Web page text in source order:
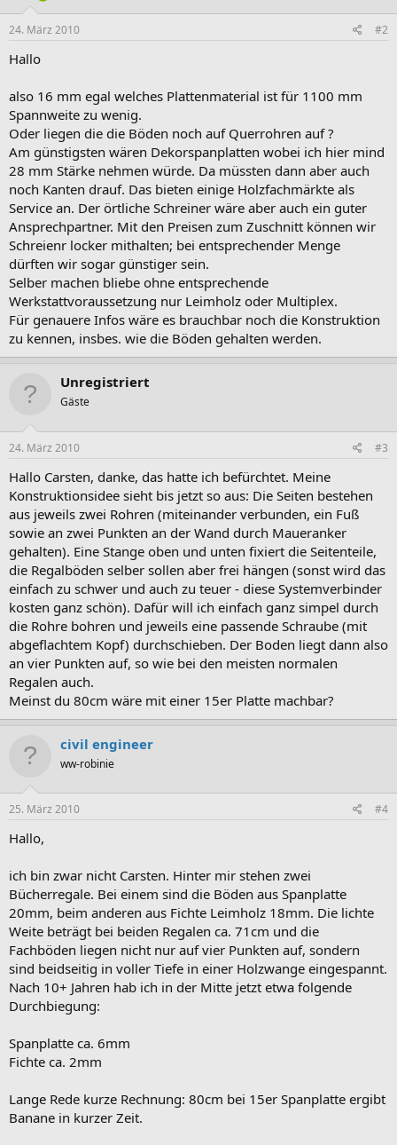
24. März 2010 #2
Hallo
also 16 mm egal welches Plattenmaterial ist für 1100 mm
Spannweite zu wenig.
Oder liegen die die Böden noch auf Querrohren auf ?
Am günstigsten wären Dekorspanplatten wobei ich hier mind
28 mm Stärke nehmen würde. Da müssten dann aber auch
noch Kanten drauf. Das bieten einige Holzfachmärkte als
Service an. Der örtliche Schreiner wäre aber auch ein guter
Ansprechpartner. Mit den Preisen zum Zuschnitt können wir
Schreienr locker mithalten; bei entsprechender Menge
dürften wir sogar günstiger sein.
Selber machen bliebe ohne entsprechende
Werkstattvoraussetzung nur Leimholz oder Multiplex.
Für genauere Infos wäre es brauchbar noch die Konstruktion
zu kennen, insbes. wie die Böden gehalten werden.
Unregistriert
Gäste
24. März 2010 #3
Hallo Carsten, danke, das hatte ich befürchtet. Meine
Konstruktionsidee sieht bis jetzt so aus: Die Seiten bestehen
aus jeweils zwei Rohren (miteinander verbunden, ein Fuß
sowie an zwei Punkten an der Wand durch Maueranker
gehalten). Eine Stange oben und unten fixiert die Seitenteile,
die Regalböden selber sollen aber frei hängen (sonst wird das
einfach zu schwer und auch zu teuer - diese Systemverbinder
kosten ganz schön). Dafür will ich einfach ganz simpel durch
die Rohre bohren und jeweils eine passende Schraube (mit
abgeflachtem Kopf) durchschieben. Der Boden liegt dann also
an vier Punkten auf, so wie bei den meisten normalen
Regalen auch.
Meinst du 80cm wäre mit einer 15er Platte machbar?
civil engineer
ww-robinie
25. März 2010 #4
Hallo,
ich bin zwar nicht Carsten. Hinter mir stehen zwei
Bücherregale. Bei einem sind die Böden aus Spanplatte
20mm, beim anderen aus Fichte Leimholz 18mm. Die lichte
Weite beträgt bei beiden Regalen ca. 71cm und die
Fachböden liegen nicht nur auf vier Punkten auf, sondern
sind beidseitig in voller Tiefe in einer Holzwange eingespannt.
Nach 10+ Jahren hab ich in der Mitte jetzt etwa folgende
Durchbiegung:
Spanplatte ca. 6mm
Fichte ca. 2mm
Lange Rede kurze Rechnung: 80cm bei 15er Spanplatte ergibt
Banane in kurzer Zeit.